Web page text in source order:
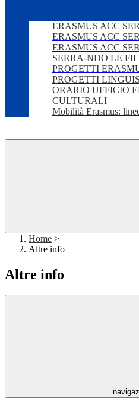
ERASMUS ACC
ERASMUS ACC
ERASMUS ACC
SERRA-NDO LE
PROGETTI
PROGETTI
ORARIO UFFICIO
CULTURALI
Mobilità Erasmus:
Home >
Altre info
Altre info